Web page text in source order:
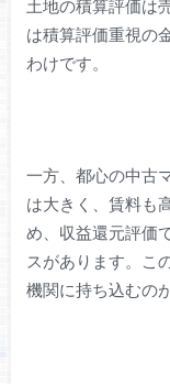
土地の積算評価は
は積算評価重視の
わけです。
一方、都心の中古
は大きく、賃料も
め、収益還元評価
スがあります。こ
機関に持ち込むの